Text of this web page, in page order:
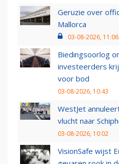
Geruzie over
Mallorca
03-08-2026, 11:06
Biedingsoorlog
investeerders
voor bod
03-08-2026, 10:43
WestJet
vlucht naar
03-08-2026, 10:02
VisionSafe wijst